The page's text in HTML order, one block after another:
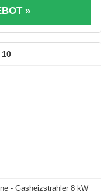
»
10
- Gasheizstrahler 8 kW